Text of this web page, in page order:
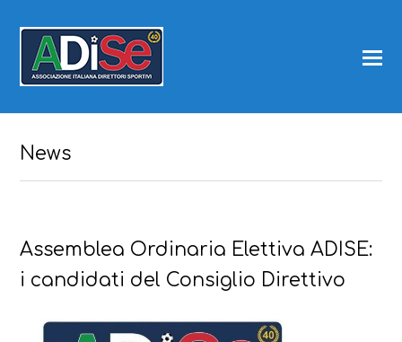
News
Assemblea Ordinaria Elettiva ADISE:
i candidati del Consiglio Direttivo